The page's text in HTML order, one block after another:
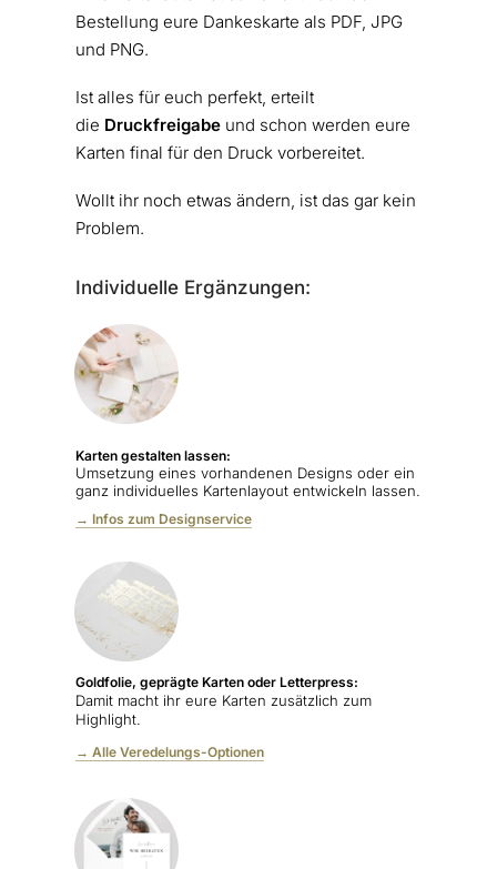
Bestellung eure Dankeskarte als PDF, JPG
und PNG.
Ist alles für euch perfekt, erteilt
die Druckfreigabeund schon werden eure
Karten final für den Druck vorbereitet.
Wollt ihr noch etwas ändern, ist das gar kein
Problem.
Individuelle Ergänzungen:
Karten gestalten lassen:
Umsetzung eines vorhandenen Designs oder ein
ganz individuelles Kartenlayout entwickeln lassen.
→ Infos zum Designservice
Goldfolie, geprägte Karten oder Letterpress:
Damit macht ihr eure Karten zusätzlich zum
Highlight.
→ Alle Veredelungs-Optionen